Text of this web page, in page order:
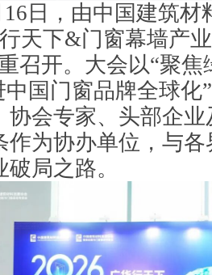
16日，由中国建筑材
天下&门窗幕墙产
召开。大会以“聚焦
中国门窗品牌全球化
协会专家、头部企
作为协办单位，与
局之路。